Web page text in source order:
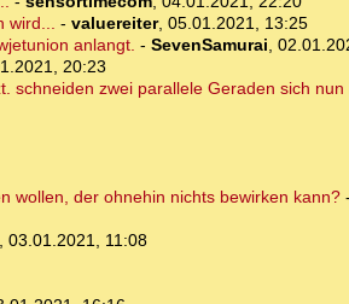
wird... - valuereiter, 05.01.2021, 13:25
anlangt. - SevenSamurai,
20:23
schneiden zwei parallele Geraden sich
wollen, der ohnehin nichts bewirken kann?-
03.01.2021, 11:08